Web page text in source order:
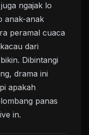
ngajak lo
anak-anak
peramal cuaca
dari
Dibintangi
drama ini
apakah
panas
in.